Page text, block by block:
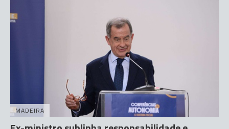
MADEIRA